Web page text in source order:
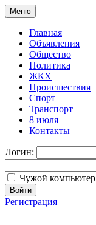
Меню
Главная
Объявления
Общество
Политика
ЖКХ
Происшествия
Спорт
Транспорт
8 июля
Контакты
Логин:
Чужой компьютер
Войти
Регистрация